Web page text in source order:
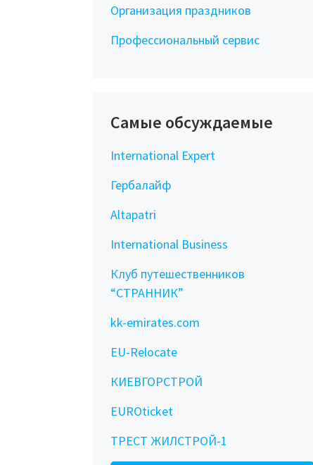
Организация праздников
Профессиональный сервис
Самые обсуждаемые
International Expert
Гербалайф
Altapatri
International Business
Клуб путешественников
“СТРАННИК”
kk-emirates.com
EU-Relocate
КИЕВГОРСТРОЙ
EUROticket
ТРЕСТ ЖИЛСТРОЙ-1